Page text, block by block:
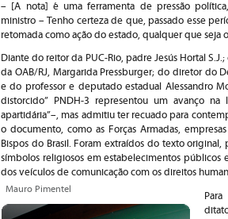
– [A nota] é uma ferramenta de pressão
ministro – Tenho certeza de que, passado esse
retomada como ação do estado, qualquer que seja
Diante do reitor da PUC-Rio, padre Jesús Hortal
da OAB/RJ, Margarida Pressburger; do diretor do
e do professor e deputado estadual Alessandro
distorcido” PNDH-3 representou um avanço
apartidária”–, mas admitiu ter recuado para
o documento, como as Forças Armadas,
Bispos do Brasil. Foram extraídos do texto
símbolos religiosos em estabelecimentos
dos veículos de comunicação com os direitos
Mauro Pimentel